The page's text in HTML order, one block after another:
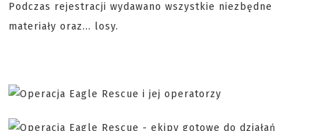
Podczas rejestracji wydawano wszystkie niezbędne
materiały oraz... losy.